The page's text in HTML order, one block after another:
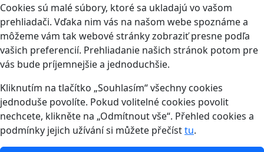
Cookies sú malé súbory, ktoré sa ukladajú vo vašom
prehliadači. Vďaka nim vás na našom webe spoznáme a
môžeme vám tak webové stránky zobraziť presne podľa
vašich preferencií. Prehliadanie našich stránok potom pre
vás bude príjemnejšie a jednoduchšie.
Kliknutím na tlačítko „Souhlasím“ všechny cookies
jednoduše povolíte. Pokud volitelné cookies povolit
nechcete, klikněte na „Odmítnout vše“. Přehled cookies a
podmínky jejich užívání si můžete přečísttu.